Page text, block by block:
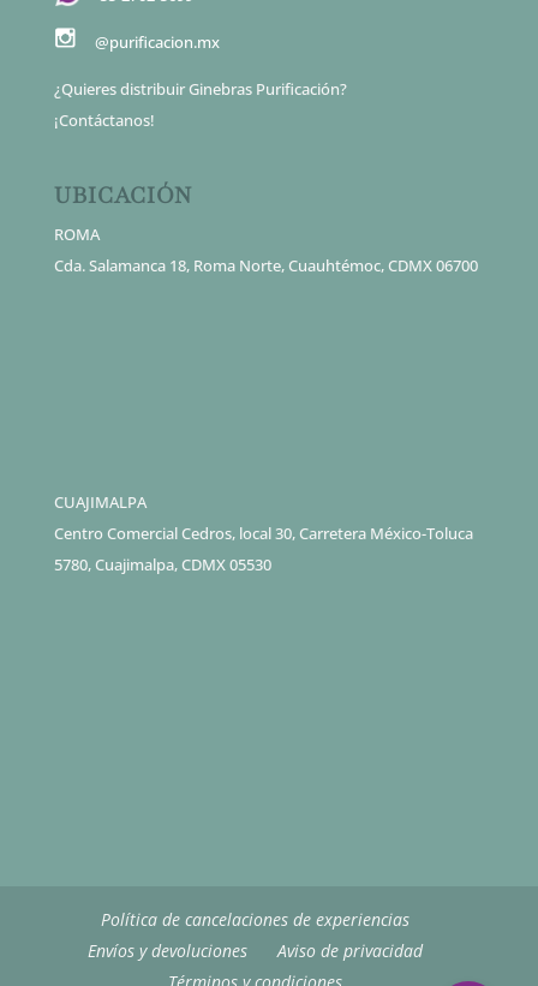
@purificacion.mx
¿Quieres distribuir Ginebras Purificación?
¡Contáctanos!
UBICACIÓN
ROMA
Cda. Salamanca 18, Roma Norte, Cuauhtémoc, CDMX 06700
CUAJIMALPA
Centro Comercial Cedros, local 30, Carretera México-Toluca
5780, Cuajimalpa, CDMX 05530
Política de cancelaciones de experiencias
Envíos y devoluciones
Aviso de privacidad